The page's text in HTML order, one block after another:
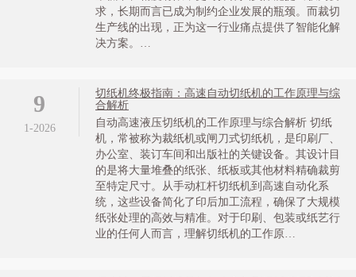
求，长期而言已成为制约企业发展的瓶颈。而裁切
生产线的出现，正为这一行业痛点提供了智能化解
决方案。…
9
1-2026
切纸机终极指南：高速自动切纸机的工作原理与综
合解析
自动高速液压切纸机的工作原理与综合解析 切纸
机，常被称为裁纸机或闸刀式切纸机，是印刷厂、
办公室、装订车间和出版社的关键设备。其设计目
的是将大量堆叠的纸张、纸板或其他材料精确裁剪
至特定尺寸。从手动杠杆切纸机到高速自动化系
统，这些设备简化了印后加工流程，确保了大规模
纸张处理的高效与精准。对于印刷、包装或纸艺行
业的任何人而言，理解切纸机的工作原…